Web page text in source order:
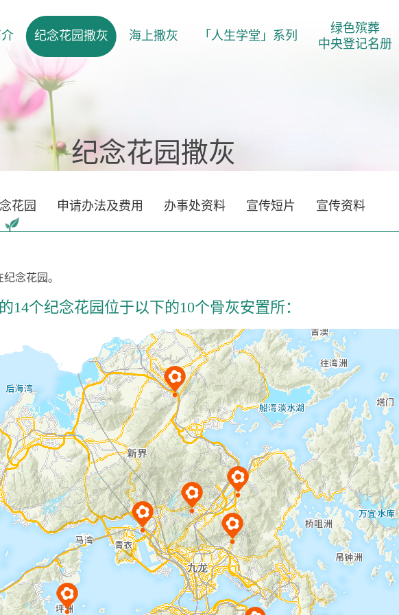
纪念花园撒灰 海上撒灰 「人生学堂」系列
绿色殡葬
中央登记名册
纪念花园撒灰
花园 申请办法及费用 办事处资料 宣传短片 宣传资料
念花园。
14个纪念花园位于以下的10个骨灰安置所：